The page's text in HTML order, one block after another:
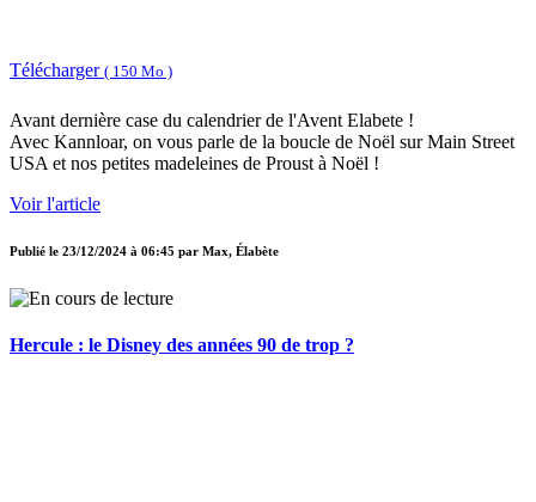
Télécharger ( 150 Mo )
Avant dernière case du calendrier de l'Avent Elabete !
Avec Kannloar, on vous parle de la boucle de Noël sur Main Street
USA et nos petites madeleines de Proust à Noël !
Voir l'article
Publié le 23/12/2024 à 06:45 par Max, Élabète
Hercule : le Disney des années 90 de trop ?